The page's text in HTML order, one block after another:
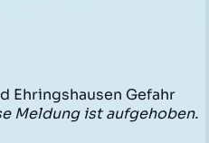
Ehringshausen Gefahr
Meldung ist aufgehoben.